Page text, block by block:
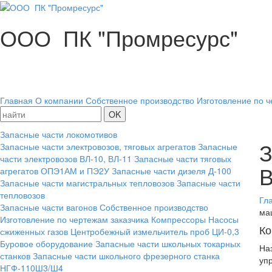
ООО ПК "Промресурс"
Главная О компании Собственное производство Изготовление по
Запасные части локомотивов
Запасные части электровозов, тяговых агрегатов Запасные
части электровозов ВЛ-10, ВЛ-11 Запасные части тяговых
агрегатов ОПЭ1АМ и ПЭ2У Запасные части дизеля Д-100
Запасные части магистральных тепловозов Запасные части
тепловозов
Запасные части вагонов Собственное производство
Изготовление по чертежам заказчика Компрессоры Насосы
сжиженных газов Центробежный измельчитель проб ЦИ-0,3
Буровое оборудование Запасные части школьных токарных
станков Запасные части школьного фрезерного станка
НГФ-110Ш3/Ш4